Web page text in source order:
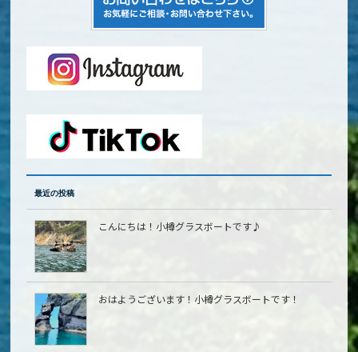
最近の投稿
こんにちは！小樽グラスボートです♪
おはようございます！小樽グラスボートです！